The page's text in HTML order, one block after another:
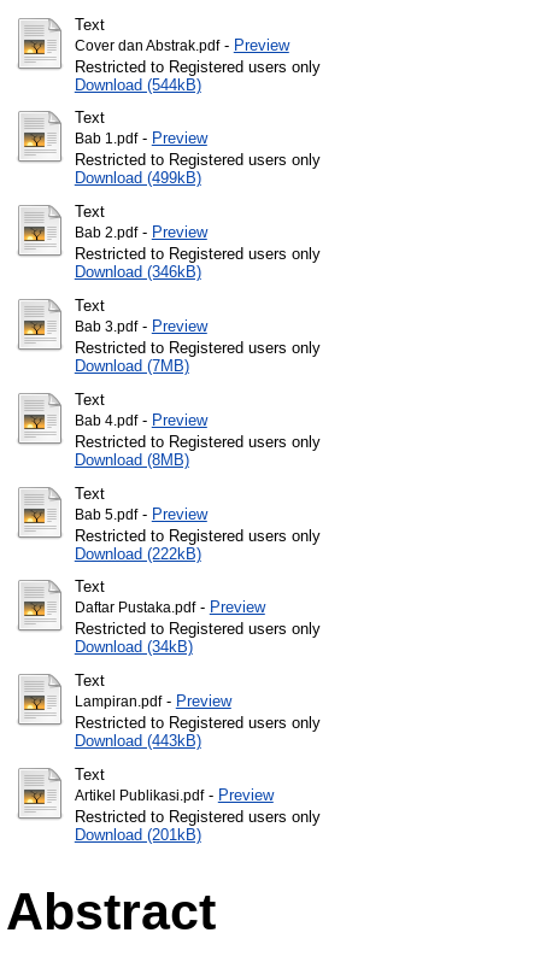
Text
Cover dan Abstrak.pdf- Preview
Restricted to Registered users only
Download (544kB)
Text
Bab 1.pdf- Preview
Restricted to Registered users only
Download (499kB)
Text
Bab 2.pdf- Preview
Restricted to Registered users only
Download (346kB)
Text
Bab 3.pdf- Preview
Restricted to Registered users only
Download (7MB)
Text
Bab 4.pdf- Preview
Restricted to Registered users only
Download (8MB)
Text
Bab 5.pdf- Preview
Restricted to Registered users only
Download (222kB)
Text
Daftar Pustaka.pdf- Preview
Restricted to Registered users only
Download (34kB)
Text
Lampiran.pdf- Preview
Restricted to Registered users only
Download (443kB)
Text
Artikel Publikasi.pdf- Preview
Restricted to Registered users only
Download (201kB)
Abstract